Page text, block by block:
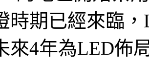
時期已經來臨
來4年為LED佈